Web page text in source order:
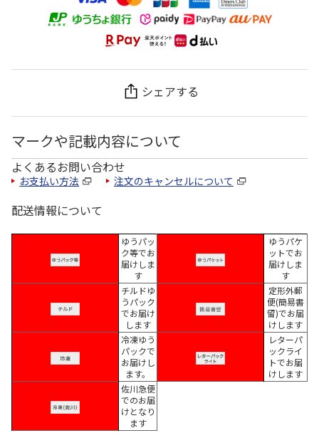
シェアする
マークや記載内容について
よくあるお問い合わせ
お支払い方法 注文のキャンセルについて
配送情報について
ゆうパッ
ク等でお
届けしま
す
ゆうパケ
ットでお
届けしま
す
チルドゆ
うパック
でお届け
します
定形外郵
便(簡易書
留)でお届
けします
冷凍ゆう
パックで
お届けし
ます。
レターパ
ックライ
トでお届
けします
佐川急便
でのお届
けとなり
ます